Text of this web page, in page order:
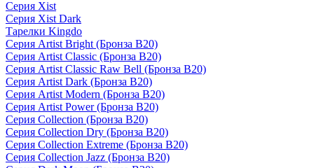
Серия Xist
Серия Xist Dark
Тарелки Kingdo
Серия Artist Bright (Бронза B20)
Серия Artist Classic (Бронза B20)
Серия Artist Classic Raw Bell (Бронза B20)
Серия Artist Dark (Бронза B20)
Серия Artist Modern (Бронза B20)
Серия Artist Power (Бронза B20)
Серия Collection (Бронза B20)
Серия Collection Dry (Бронза B20)
Серия Collection Extreme (Бронза B20)
Серия Collection Jazz (Бронза B20)